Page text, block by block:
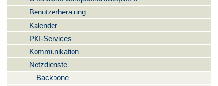
Benutzerberatung
Kalender
PKI-Services
Kommunikation
Netzdienste
Backbone